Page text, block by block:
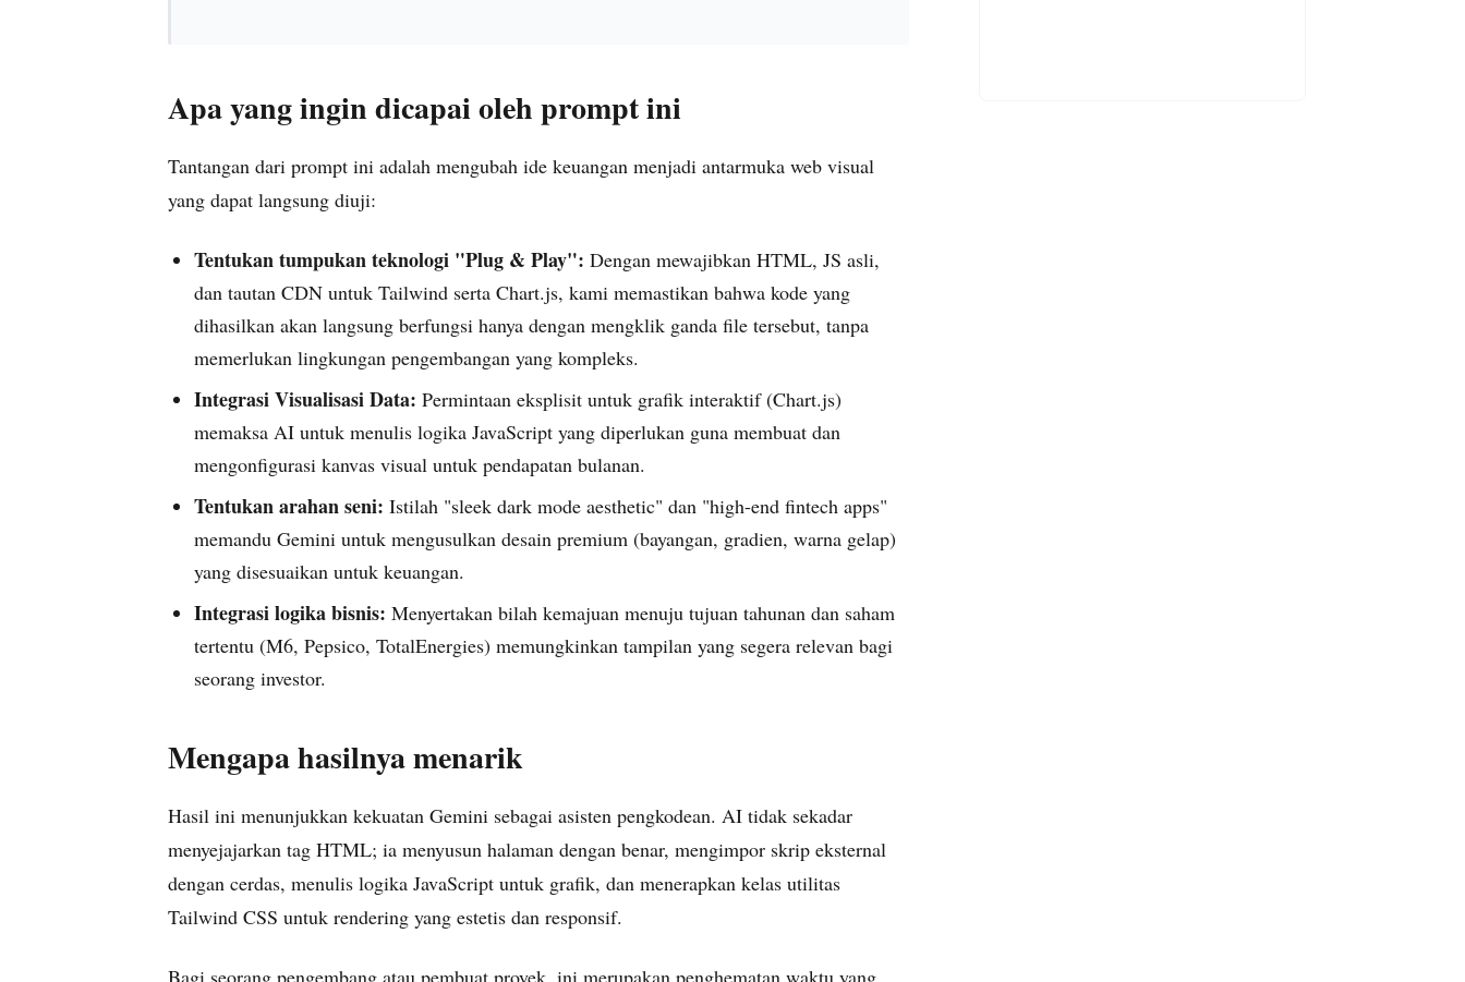
Apa yang ingin dicapai oleh prompt ini
Tantangan dari prompt ini adalah mengubah ide keuangan menjadi antarmuka web visual
yang dapat langsung diuji:
Tentukan tumpukan teknologi "Plug & Play": Dengan mewajibkan HTML, JS asli,
dan tautan CDN untuk Tailwind serta Chart.js, kami memastikan bahwa kode yang
dihasilkan akan langsung berfungsi hanya dengan mengklik ganda file tersebut, tanpa
memerlukan lingkungan pengembangan yang kompleks.
Integrasi Visualisasi Data: Permintaan eksplisit untuk grafik interaktif (Chart.js)
memaksa AI untuk menulis logika JavaScript yang diperlukan guna membuat dan
mengonfigurasi kanvas visual untuk pendapatan bulanan.
Tentukan arahan seni: Istilah "sleek dark mode aesthetic" dan "high-end fintech apps"
memandu Gemini untuk mengusulkan desain premium (bayangan, gradien, warna gelap)
yang disesuaikan untuk keuangan.
Integrasi logika bisnis: Menyertakan bilah kemajuan menuju tujuan tahunan dan saham
tertentu (M6, Pepsico, TotalEnergies) memungkinkan tampilan yang segera relevan bagi
seorang investor.
Mengapa hasilnya menarik
Hasil ini menunjukkan kekuatan Gemini sebagai asisten pengkodean. AI tidak sekadar
menyejajarkan tag HTML; ia menyusun halaman dengan benar, mengimpor skrip eksternal
dengan cerdas, menulis logika JavaScript untuk grafik, dan menerapkan kelas utilitas
Tailwind CSS untuk rendering yang estetis dan responsif.